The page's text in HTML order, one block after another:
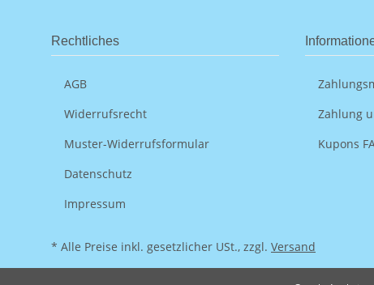
Rechtliches
AGB
Widerrufsrecht
Muster-Widerrufsformular
Datenschutz
Impressum
Zahlung
Kupons
* Alle Preise inkl. gesetzlicher USt., zzgl. Versand